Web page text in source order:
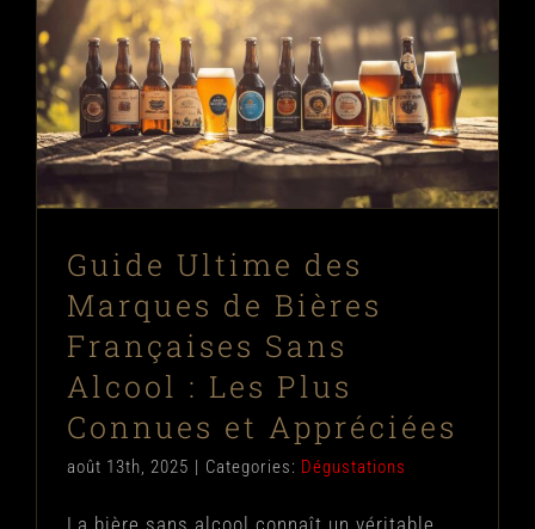
Guide Ultime des Marques de Bières
Françaises Sans Alcool : Les Plus
Connues et Appréciées
Dégustations
Guide Ultime des
Marques de Bières
Françaises Sans
Alcool : Les Plus
Connues et Appréciées
août 13th, 2025 | Categories: Dégustations
La bière sans alcool connaît un véritable